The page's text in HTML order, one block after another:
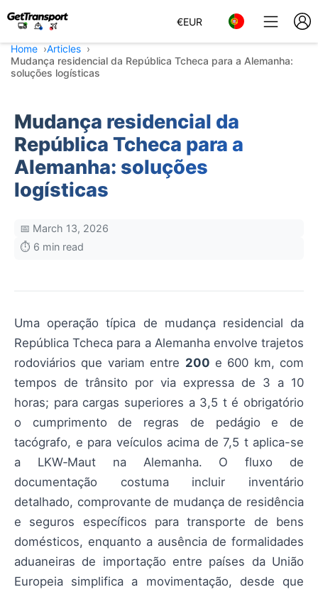
€EUR
Home
Articles
Mudança residencial da República Tcheca para a Alemanha:
soluções logísticas
Mudança residencial da
República Tcheca para a
Alemanha: soluções
logísticas
📅 March 13, 2026
⏱️ 6 min read
Uma operação típica de mudança residencial da
República Tcheca para a Alemanha envolve trajetos
rodoviários que variam entre 200 e 600 km, com
tempos de trânsito por via expressa de 3 a 10
horas; para cargas superiores a 3,5 t é obrigatório
o cumprimento de regras de pedágio e de
tacógrafo, e para veículos acima de 7,5 t aplica-se
a LKW‑Maut na Alemanha. O fluxo de
documentação costuma incluir inventário
detalhado, comprovante de mudança de residência
e seguros específicos para transporte de bens
domésticos, enquanto a ausência de formalidades
aduaneiras de importação entre países da União
Europeia simplifica a movimentação, desde que